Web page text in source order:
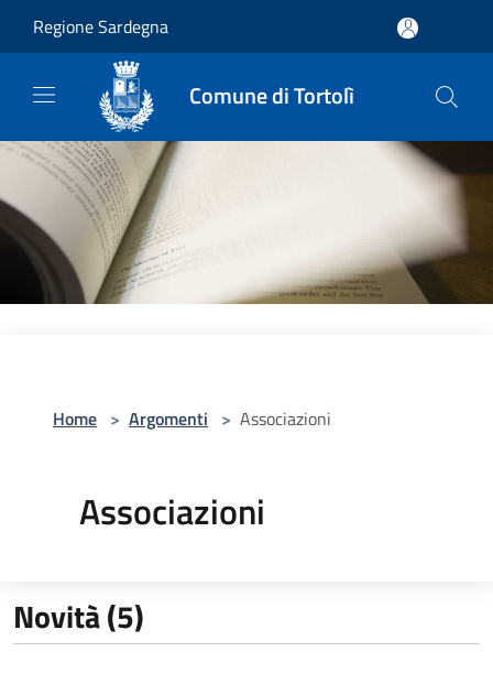
Regione Sardegna
Comune di Tortolì
Home > Argomenti > Associazioni
Associazioni
Novità (5)